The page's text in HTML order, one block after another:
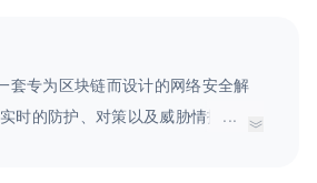
套专为区块链而设计的网络安全解
时的防护、对策以及威胁情报服
...